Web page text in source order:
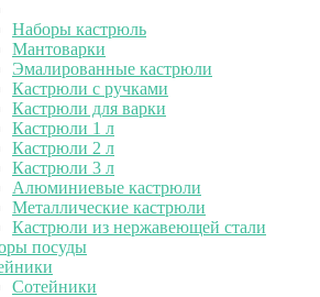
Наборы кастрюль
Мантоварки
Эмалированные кастрюли
Кастрюли с ручками
Кастрюли для варки
Кастрюли 1 л
Кастрюли 2 л
Кастрюли 3 л
Алюминиевые кастрюли
Металлические кастрюли
Кастрюли из нержавеющей стали
посуды
Сотейники